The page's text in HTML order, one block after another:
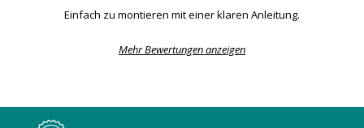
Einfach zu montieren mit einer klaren Anleitung.
Mehr Bewertungen anzeigen